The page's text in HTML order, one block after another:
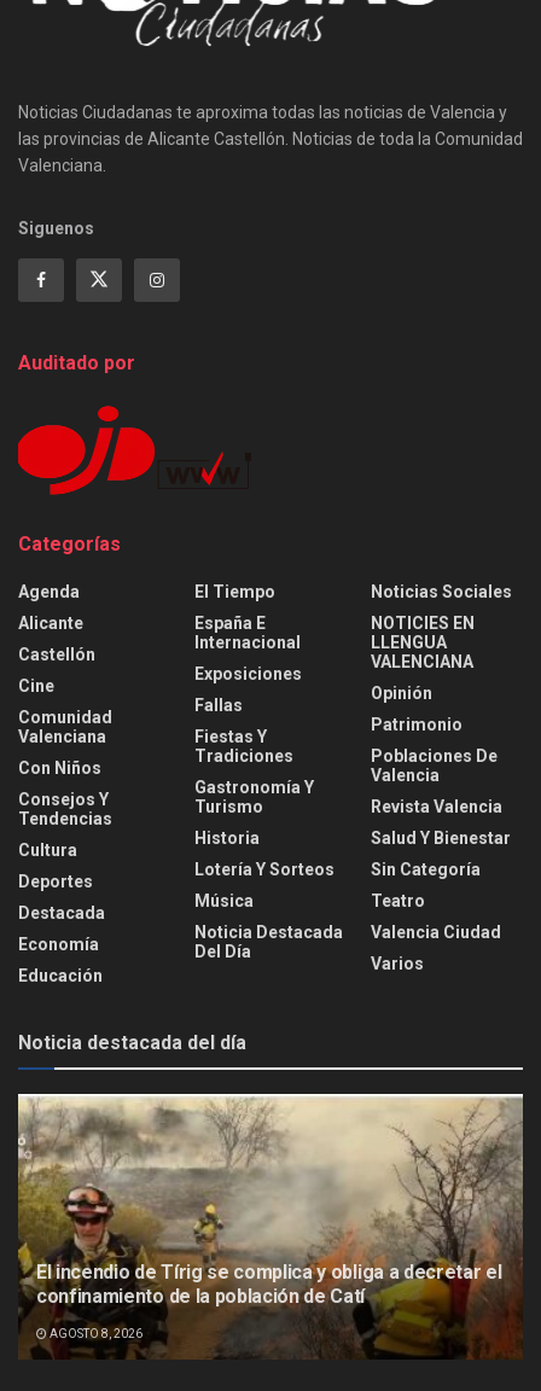
Noticias Ciudadanas te aproxima todas las noticias de Valencia y
las provincias de Alicante Castellón. Noticias de toda la Comunidad
Valenciana.
Siguenos
Auditado por
Categorías
Agenda
Alicante
Castellón
Cine
Comunidad
Valenciana
Con Niños
Consejos Y
Tendencias
Cultura
Deportes
Destacada
Economía
Educación
El Tiempo
España E
Internacional
Exposiciones
Fallas
Fiestas Y
Tradiciones
Gastronomía Y
Turismo
Historia
Lotería Y Sorteos
Música
Noticia Destacada
Del Día
Noticias Sociales
NOTICIES EN
LLENGUA
VALENCIANA
Opinión
Patrimonio
Poblaciones De
Valencia
Revista Valencia
Salud Y Bienestar
Sin Categoría
Teatro
Valencia Ciudad
Varios
Noticia destacada del día
El incendio de Tírig se complica y obliga a decretar el
confinamiento de la población de Catí
AGOSTO 8, 2026